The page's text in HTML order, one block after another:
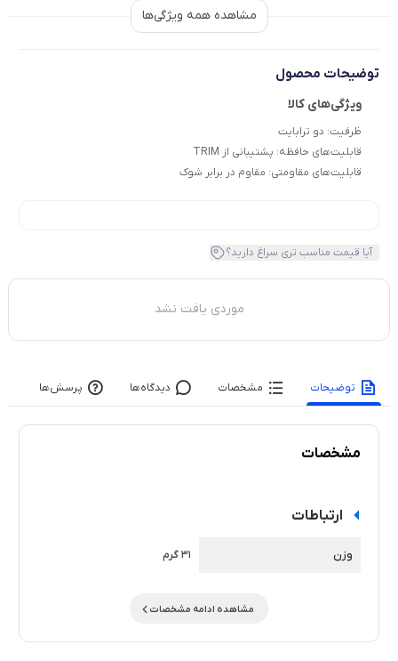
مشاهده همه ویژگی‌ها
توضیحات محصول
ظرفیت: دو ترابایت
قابلیت‌های حافظه: پشتیبانی از TRIM
قابلیت‌های مقاومتی: مقاوم در برابر شوک
آیا قیمت مناسب تری سراغ دارید؟
موردی یافت نشد
توضیحات مشخصات دیدگاه‌ها پرسش‌ها
مشخصات
ارتباطات
وزن 31 گرم
مشاهده ادامه مشخصات